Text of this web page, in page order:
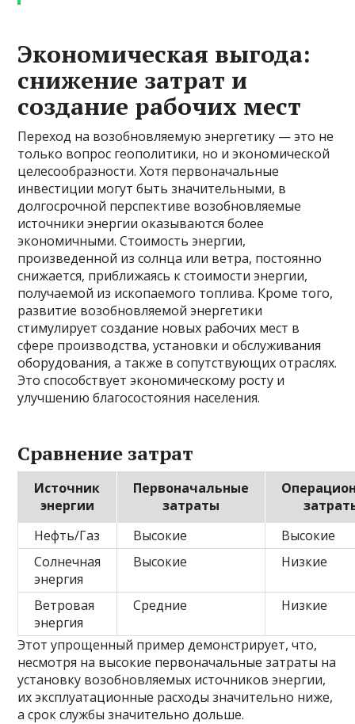
Экономическая выгода:
снижение затрат и
создание рабочих мест
Переход на возобновляемую энергетику — это не
только вопрос геополитики, но и экономической
целесообразности. Хотя первоначальные
инвестиции могут быть значительными, в
долгосрочной перспективе возобновляемые
источники энергии оказываются более
экономичными. Стоимость энергии,
произведенной из солнца или ветра, постоянно
снижается, приближаясь к стоимости энергии,
получаемой из ископаемого топлива. Кроме того,
развитие возобновляемой энергетики
стимулирует создание новых рабочих мест в
сфере производства, установки и обслуживания
оборудования, а также в сопутствующих отраслях.
Это способствует экономическому росту и
улучшению благосостояния населения.
Сравнение затрат
Источник
энергии
Первоначальные
затраты
Нефть/Газ
Высокие
Высокие
Солнечная
энергия
Высокие Низкие
Ветровая
энергия
Средние Низкие
Этот упрощенный пример демонстрирует, что,
несмотря на высокие первоначальные затраты на
установку возобновляемых источников энергии,
их эксплуатационные расходы значительно ниже,
а срок службы значительно дольше.